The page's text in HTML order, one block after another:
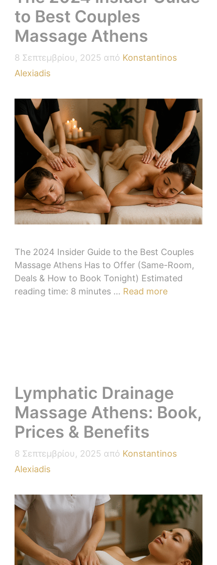
to Best Couples
Massage Athens
8 Σεπτεμβρίου, 2025 από Konstantinos
Alexiadis
The 2024 Insider Guide to the Best Couples
Massage Athens Has to Offer (Same-Room,
Deals & How to Book Tonight) Estimated
reading time: 8 minutes … Read more
Lymphatic Drainage
Massage Athens: Book,
Prices & Benefits
8 Σεπτεμβρίου, 2025 από Konstantinos
Alexiadis